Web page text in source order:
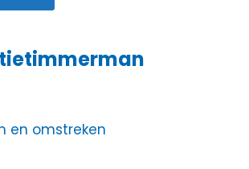
en omstreken